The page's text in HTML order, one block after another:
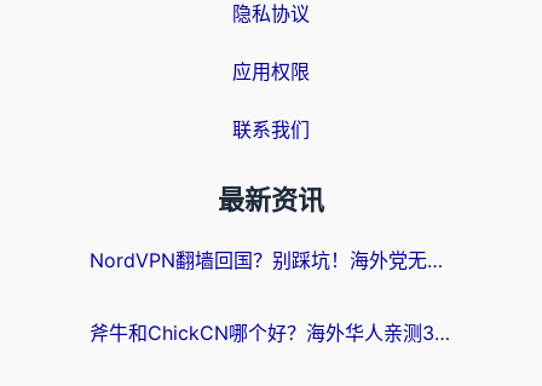
隐私协议
应用权限
联系我们
最新资讯
NordVPN翻墙回国？别踩坑！海外党无缝访问国内资源的真实指南
斧牛和ChickCN哪个好？海外华人亲测3款回国加速器+免费试用攻略